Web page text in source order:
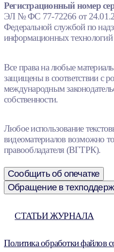
Регистрационный номер
ЭЛ № ФС 77-72266 от
Федеральной службой по
информационных
Все права на любые
защищены в соответствии с
международным
собственности.
Любое использование
видеоматериалов возможно
правообладателя (ВГТРК).
Сообщить об опечатке
Обращение в
СТАТЬИ ЖУРНАЛА
Политика обработки файлов